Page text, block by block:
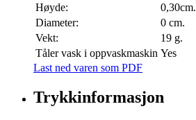
Høyde:
0,30cm.
Diameter:
0 cm.
Vekt:
19 g.
Tåler vask i oppvaskmaskin Yes
Last ned varen som PDF
Trykkinformasjon